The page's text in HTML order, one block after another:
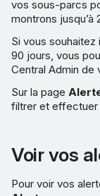
Personnaliser
Intervenir en cas
Fréquence des
vos sous-parcs
montrons jusqu’à
Si vous
90 jours, vous
Central Admin de
Sur la page
filtrer et effectuer
Voir vos
Pour voir vos